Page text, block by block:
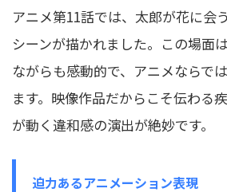
アニメ第11話では、太郎が花に会
シーンが描かれました。この場面
ながらも感動的で、アニメならで
ます。映像作品だからこそ伝わる
が動く違和感の演出が絶妙です。
迫力あるアニメーション表現